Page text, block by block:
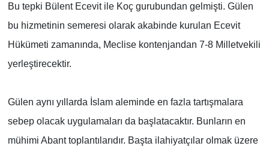
Bu tepki Bülent Ecevit ile Koç gurubundan gelmişti. Gülen
bu hizmetinin semeresi olarak akabinde kurulan Ecevit
Hükümeti zamanında, Meclise kontenjandan 7-8 Milletvekili
yerleştirecektir.
Gülen aynı yıllarda İslam aleminde en fazla tartışmalara
sebep olacak uygulamaları da başlatacaktır. Bunların en
mühimi Abant toplantılarıdır. Başta ilahiyatçılar olmak üzere